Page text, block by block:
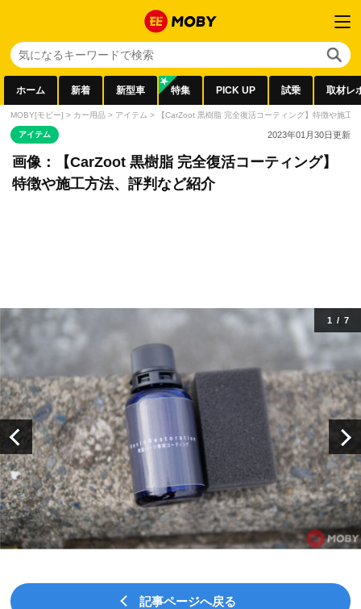
ホーム 新着 新型車 特集 PICK UP 試乗 取材レ
MOBY[モビー] > カー用品 > アイテム > 【CarZoot 黒樹脂 完全復活コーティング】特徴や施工
アイテム 2023年01月30日更新
画像：【CarZoot 黒樹脂 完全復活コーティング】
特徴や施工方法、評判など紹介
1 / 7
記事ページへ戻る